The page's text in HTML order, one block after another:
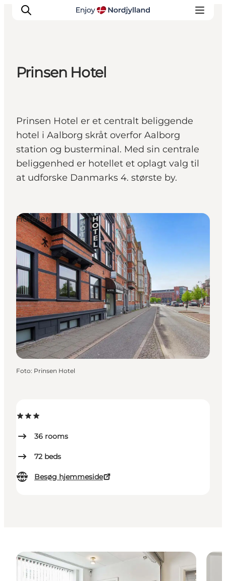
Byer og steder
Guides
Det sker
For børn
Prinsen Hotel
Prinsen Hotel er et centralt beliggende
hotel i Aalborg skråt overfor Aalborg
station og busterminal. Med sin centrale
beliggenhed er hotellet et oplagt valg til
at udforske Danmarks 4. største by.
36 rooms
72 beds
Besøg hjemmeside
Hoteller
Foto: Prinsen Hotel